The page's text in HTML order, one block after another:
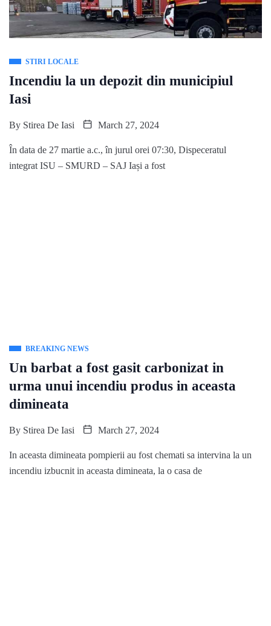
STIRI LOCALE
Incendiu la un depozit din municipiul
Iasi
By Stirea De Iasi March 27, 2024
În data de 27 martie a.c., în jurul orei 07:30, Dispeceratul
integrat ISU – SMURD – SAJ Iași a fost
BREAKING NEWS
Un barbat a fost gasit carbonizat in
urma unui incendiu produs in aceasta
dimineata
By Stirea De Iasi March 27, 2024
In aceasta dimineata pompierii au fost chemati sa intervina la un
incendiu izbucnit in aceasta dimineata, la o casa de